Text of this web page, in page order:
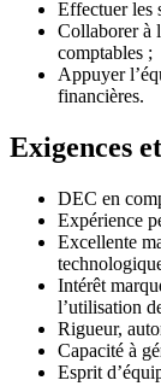
Effectuer les
Collaborer à
comptables ;
Appuyer
financières.
Exigences
DEC en
Expérience
Excellente
Intérêt
l’utilisation
Rigueur,
Capacité à
Esprit